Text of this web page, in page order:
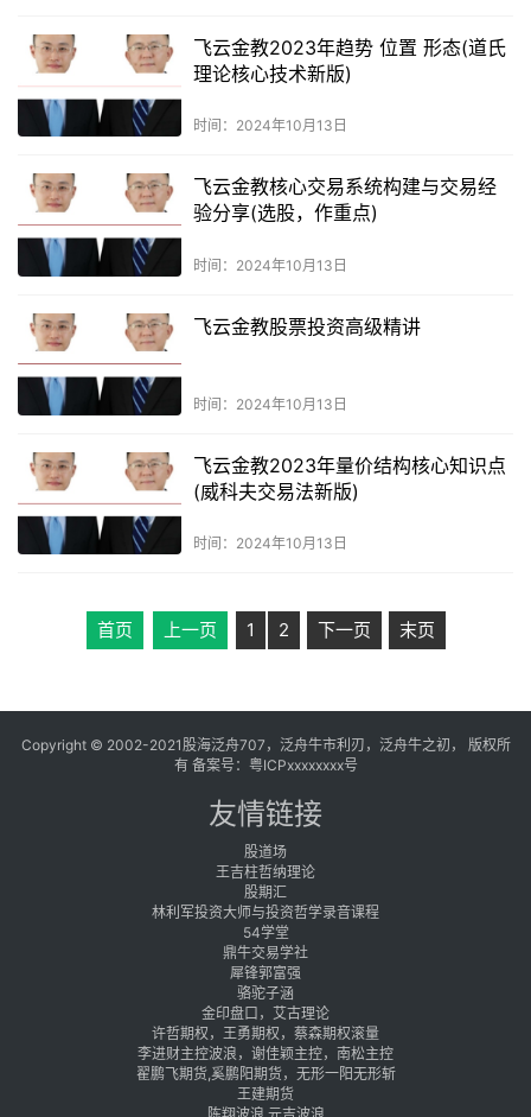
飞云金教2023年趋势 位置 形态(道氏
理论核心技术新版)
时间：2024年10月13日
飞云金教核心交易系统构建与交易经
验分享(选股，作重点)
时间：2024年10月13日
飞云金教股票投资高级精讲
时间：2024年10月13日
飞云金教2023年量价结构核心知识点
(威科夫交易法新版)
时间：2024年10月13日
首页 上一页 1 2 下一页 末页
Copyright © 2002-2021股海泛舟707，泛舟牛市利刃，泛舟牛之初， 版权所
有 备案号： 粤ICPxxxxxxxx号
友情链接
股道场
王吉柱哲纳理论
股期汇
林利军投资大师与投资哲学录音课程
54学堂
鼎牛交易学社
犀锋郭富强
骆驼子涵
金印盘口，艾古理论
许哲期权，王勇期权，蔡森期权滚量
李进财主控波浪，谢佳颖主控，南松主控
翟鹏飞期货,奚鹏阳期货，无形一阳无形斩
王建期货